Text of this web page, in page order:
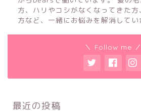
方、ハリやコシがなくなってきた
方など、一緒にお悩みを解消してい
＼ Follow me ／
最近の投稿